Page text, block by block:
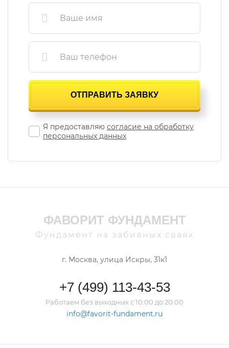
Я предоставляю согласие на обработку
персональных данных
ФАВОРИТ ФУНДАМЕНТ
Фундамент на забивных сваях
г. Москва, улица Искры, 31к1
+7 (499) 113-43-53
Работаем без выходных с 10:00 до 20:00
info@favorit-fundament.ru